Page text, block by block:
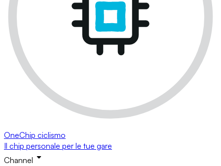
OneChip ciclismo
Il chip personale per le tue gare
Channel